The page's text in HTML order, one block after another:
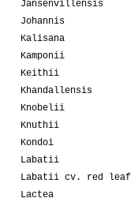
Jansenvillensis
Johannis
Kalisana
Kamponii
Keithii
Khandallensis
Knobelii
Knuthii
Kondoi
Labatii
Labatii cv. red leaf
Lactea